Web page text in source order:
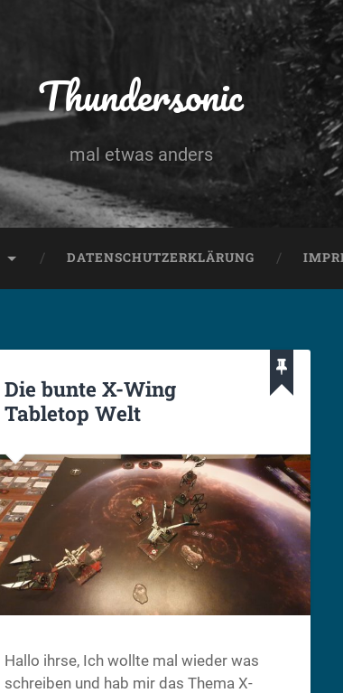
Thundersonic
mal etwas anders
DATENSCHUTZERKLÄRUNG
Die bunte X-Wing
Tabletop Welt
Hallo ihrse, Ich wollte mal wieder was
schreiben und hab mir das Thema X-